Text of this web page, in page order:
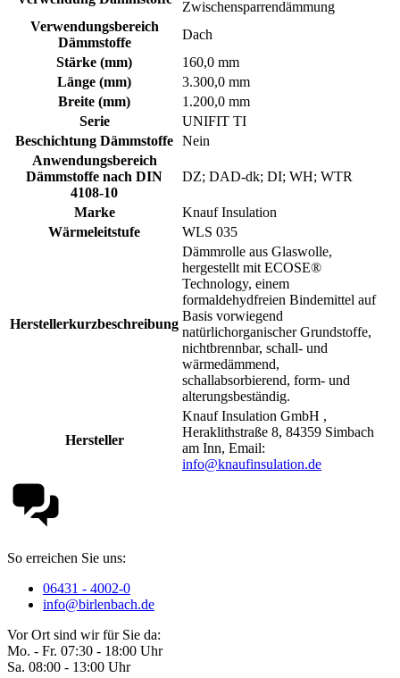
Zwischensparrendämmung
Verwendungsbereich
Dämmstoffe
Dach
Stärke (mm)
160,0 mm
Länge (mm)
3.300,0 mm
Breite (mm)
1.200,0 mm
Serie
UNIFIT TI
Beschichtung Dämmstoffe Nein
Anwendungsbereich
Dämmstoffe nach DIN
4108-10
DZ; DAD-dk; DI; WH; WTR
Marke
Knauf Insulation
Wärmeleitstufe
WLS 035
Herstellerkurzbeschreibung
Dämmrolle aus Glaswolle,
hergestellt mit ECOSE®
Technology, einem
formaldehydfreien Bindemittel auf
Basis vorwiegend
natürlichorganischer Grundstoffe,
nichtbrennbar, schall- und
wärmedämmend,
schallabsorbierend, form- und
alterungsbeständig.
Hersteller
Knauf Insulation GmbH ,
Heraklithstraße 8, 84359 Simbach
am Inn, Email:
info@knaufinsulation.de
So erreichen Sie uns:
06431 - 4002-0
info@birlenbach.de
Vor Ort sind wir für Sie da:
Mo. - Fr. 07:30 - 18:00 Uhr
Sa. 08:00 - 13:00 Uhr